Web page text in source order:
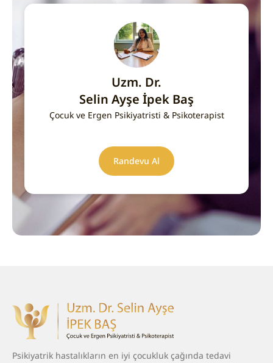
Uzm. Dr.
Selin Ayşe İpek Baş
Çocuk ve Ergen Psikiyatristi & Psikoterapist
Randevu Al
Psikiyatrik hastalıkların en iyi çocukluk çağında tedavi